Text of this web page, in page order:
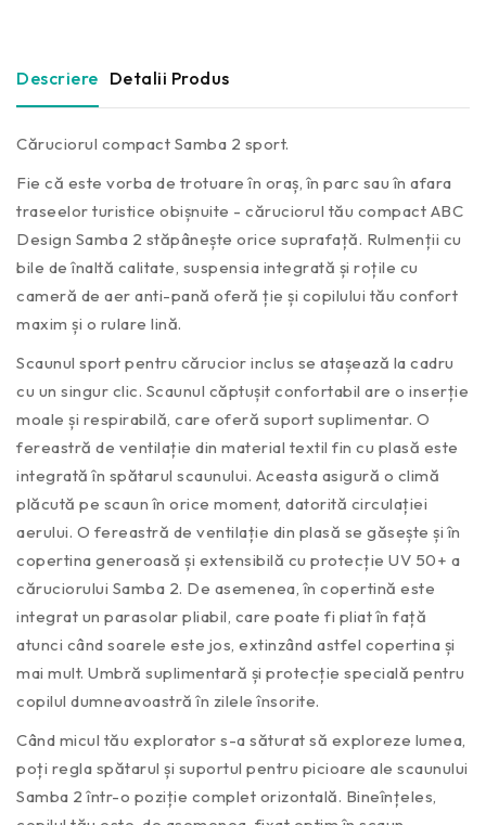
Descriere Detalii Produs
Căruciorul compact Samba 2 sport.
Fie că este vorba de trotuare în oraș, în parc sau în afara
traseelor ​​turistice obișnuite - căruciorul tău compact ABC
Design Samba 2 stăpânește orice suprafață. Rulmenții cu
bile de înaltă calitate, suspensia integrată și roțile cu
cameră de aer anti-pană oferă ție și copilului tău confort
maxim și o rulare lină.
Scaunul sport pentru cărucior inclus se atașează la cadru
cu un singur clic. Scaunul căptușit confortabil are o inserție
moale și respirabilă, care oferă suport suplimentar. O
fereastră de ventilație din material textil fin cu plasă este
integrată în spătarul scaunului. Aceasta asigură o climă
plăcută pe scaun în orice moment, datorită circulației
aerului. O fereastră de ventilație din plasă se găsește și în
copertina generoasă și extensibilă cu protecție UV 50+ a
căruciorului Samba 2. De asemenea, în copertină este
integrat un parasolar pliabil, care poate fi pliat în față
atunci când soarele este jos, extinzând astfel copertina și
mai mult. Umbră suplimentară și protecție specială pentru
copilul dumneavoastră în zilele însorite.
Când micul tău explorator s-a săturat să exploreze lumea,
poți regla spătarul și suportul pentru picioare ale scaunului
Samba 2 într-o poziție complet orizontală. Bineînțeles,